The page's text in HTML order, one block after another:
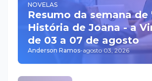
NOVELAS
Resumo da semana de
História de Joana - a
de 03 a 07 de agosto
Anderson Ramos-agosto 03, 2026